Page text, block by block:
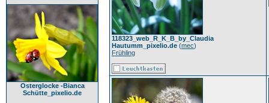
Osterglocke -Bianca
Schütte_pixelio.de
118323_web_R_K_B_by_Claudia
Hautumm_pixelio.de (mec)
Frühling